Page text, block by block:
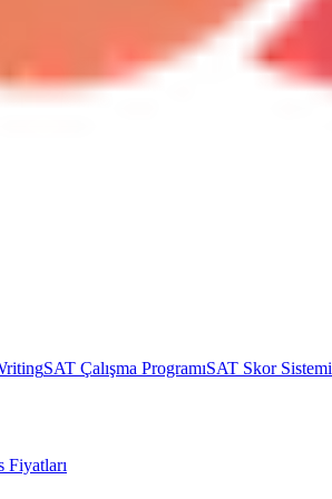
SAT Çalışma ProgramıSAT Skor Sistemi
Fiyatları